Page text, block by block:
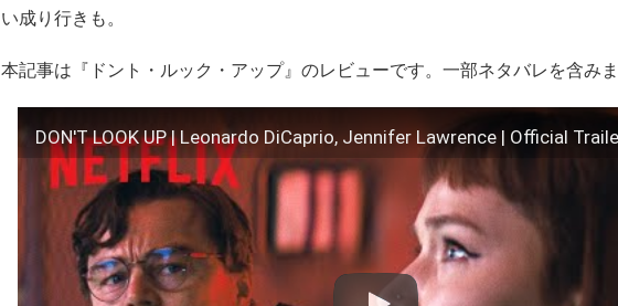
い成り行きも。
本記事は『ドント・ルック・アップ』のレビューです。一部ネタバレを含みま
DON'T LOOK UP | Leonardo DiCaprio, Jennifer Lawrence | Official